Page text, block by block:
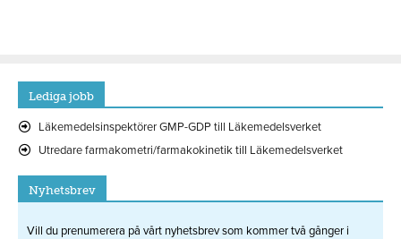
Lediga jobb
Läkemedelsinspektörer GMP-GDP till Läkemedelsverket
Utredare farmakometri/farmakokinetik till Läkemedelsverket
Nyhetsbrev
Vill du prenumerera på vårt nyhetsbrev som kommer två gånger i